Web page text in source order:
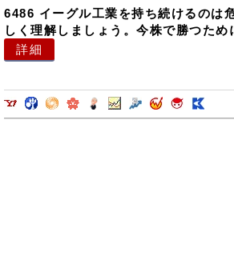
6486 イーグル工業を持ち続けるのは
しく理解しましょう。今株で勝つため
詳細